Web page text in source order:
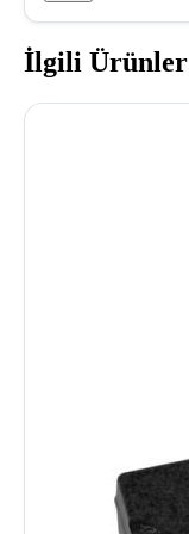
İlgili Ürünler